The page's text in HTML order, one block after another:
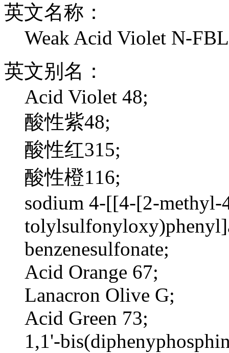
英文名称：
Weak Acid Violet N-FBL
英文别名：
Acid Violet 48;
酸性紫48;
酸性红315;
酸性橙116;
sodium 4-[[4-[2-methyl-
benzenesulfonate;
Acid Orange 67;
Lanacron Olive G;
Acid Green 73;
1,1'-